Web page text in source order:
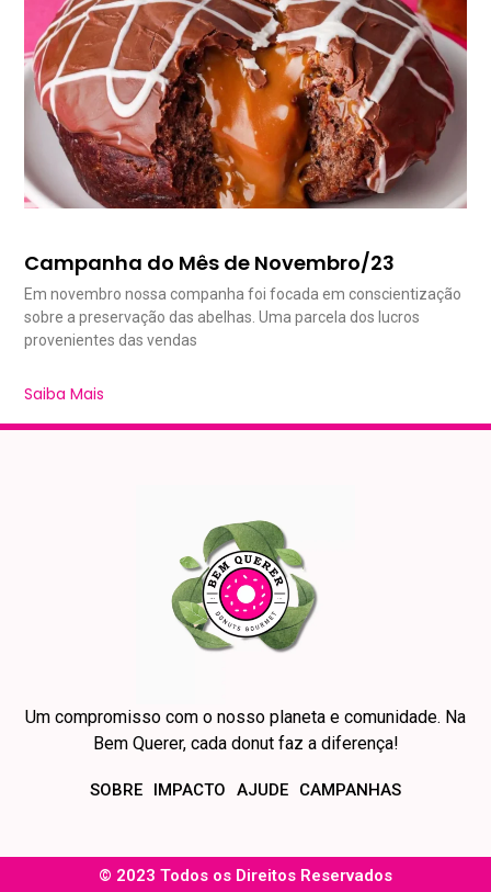
Campanha do Mês de Novembro/23
Em novembro nossa companha foi focada em conscientização
sobre a preservação das abelhas. Uma parcela dos lucros
provenientes das vendas
Saiba Mais
Um compromisso com o nosso planeta e comunidade. Na
Bem Querer, cada donut faz a diferença!
SOBRE IMPACTO AJUDE CAMPANHAS
© 2023 Todos os Direitos Reservados